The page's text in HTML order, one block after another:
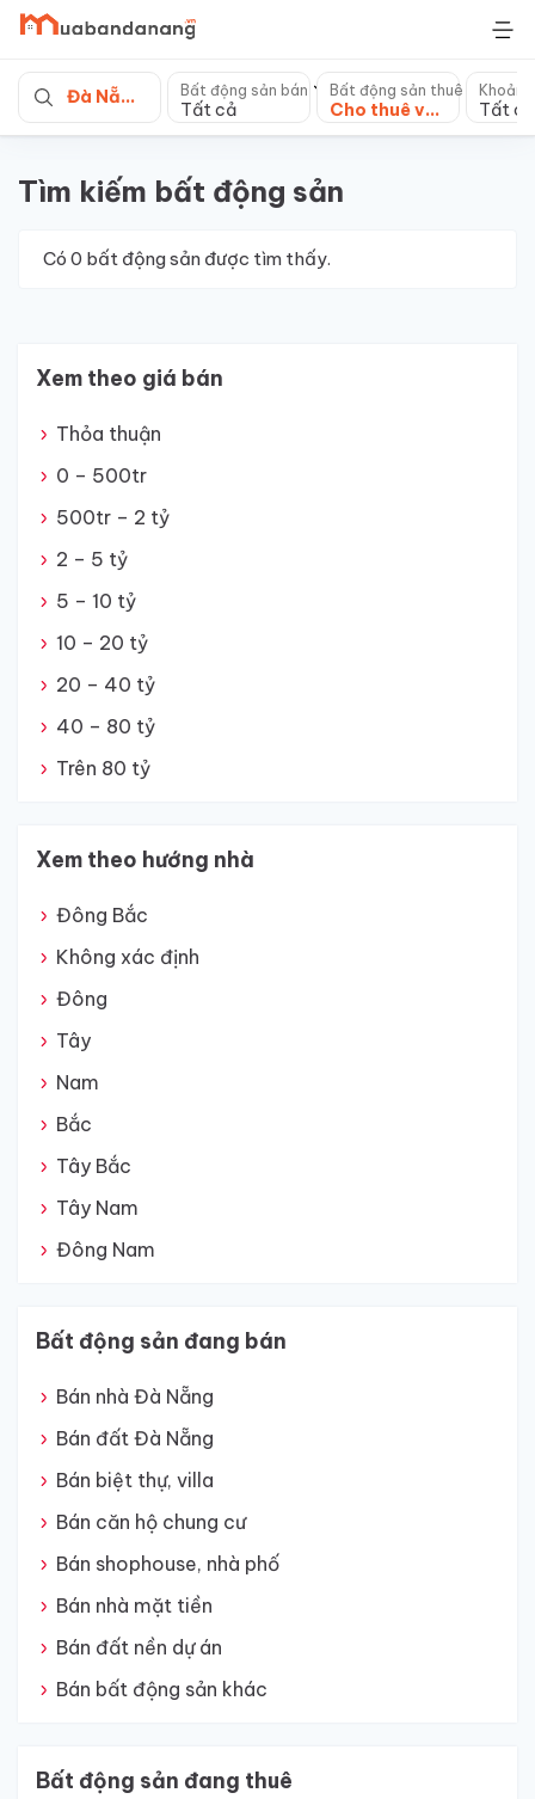
Skip
content
Đà Nẵng Bất động sản bán
Tất cả
Bất động sản thuê
Cho thuê văn phòng Tất cả
Tìm kiếm bất động sản
Có 0 bất động sản được tìm thấy.
Xem theo giá bán
Thỏa thuận
0 – 500tr
500tr – 2 tỷ
2 – 5 tỷ
5 – 10 tỷ
10 – 20 tỷ
20 – 40 tỷ
40 – 80 tỷ
Trên 80 tỷ
Xem theo hướng nhà
Đông Bắc
Không xác định
Đông
Tây
Nam
Bắc
Tây Bắc
Tây Nam
Đông Nam
Bất động sản đang bán
Bán nhà Đà Nẵng
Bán đất Đà Nẵng
Bán biệt thự, villa
Bán căn hộ chung cư
Bán shophouse, nhà phố
Bán nhà mặt tiền
Bán đất nền dự án
Bán bất động sản khác
Bất động sản đang thuê